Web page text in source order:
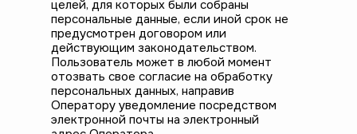
целей, для которых были собраны
персональные данные, если иной срок не
предусмотрен договором или
действующим законодательством.
Пользователь может в любой момент
отозвать свое согласие на обработку
персональных данных, направив
Оператору уведомление посредством
электронной почты на электронный